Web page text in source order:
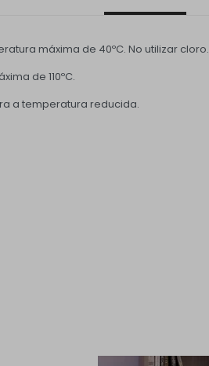
máxima de 40ºC. No utilizar cloro.
de 110ºC.
a temperatura reducida.